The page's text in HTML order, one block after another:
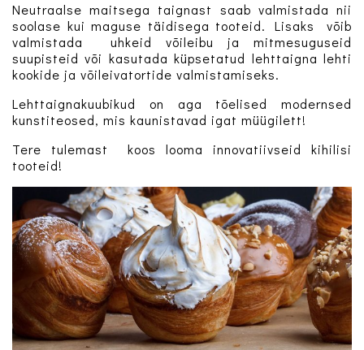
Neutraalse maitsega taignast saab valmistada nii
soolase kui maguse täidisega tooteid. Lisaks võib
valmistada uhkeid võileibu ja mitmesuguseid
suupisteid või kasutada küpsetatud lehttaigna lehti
kookide ja võileivatortide valmistamiseks.
Lehttaignakuubikud on aga tõelised modernsed
kunstiteosed, mis kaunistavad igat müügilett!
Tere tulemast koos looma innovatiivseid kihilisi
tooteid!